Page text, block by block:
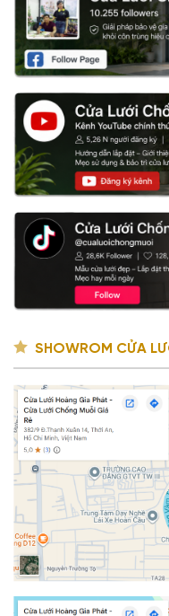
SHOWROM CỬA